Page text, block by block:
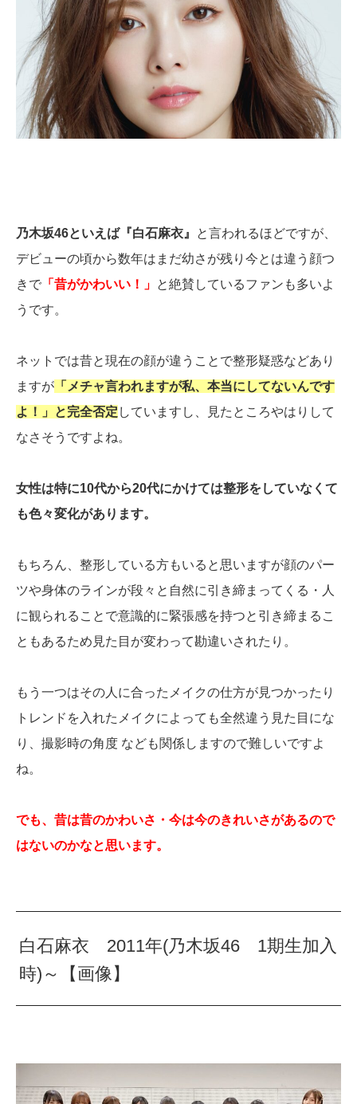
乃木坂46といえば『白石麻衣』
と言われるほどですが、
デビューの頃から数年はまだ幼さが残り今とは違う顔つ
きで 「昔がかわいい！」 と絶賛しているファンも多いよ
うです。
ネットでは昔と現在の顔が違うことで整形疑惑などあり
ますが 「メチャ言われますが私、本当にしてないんです
よ！」と完全否定 していますし、見たところやはりして
なさそうですよね。
女性は特に10代から20代にかけては整形をしていなくて
も色々変化があります。
もちろん、整形している方もいると思いますが顔のパー
ツや身体のラインが段々と自然に引き締まってくる・人
に観られることで意識的に緊張感を持つと引き締まるこ
ともあるため見た目が変わって勘違いされたり。
もう一つはその人に合ったメイクの仕方が見つかったり
トレンドを入れたメイクによっても全然違う見た目にな
り、撮影時の角度 なども関係しますので難しいですよ
ね。
でも、昔は昔のかわいさ・今は今のきれいさがあるので
はないのかなと思います。
白石麻衣 2011年(乃木坂46 1期生加入
時)～【画像】